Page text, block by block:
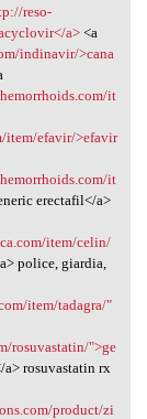
reso-
a><a
indinavir/>cana
it
item/efavir/>efavir
it
erectafil</a>
item/celin/
police, giardia,
item/tadagra/"
rosuvastatin/">ge
rosuvastatin rx
product/zi